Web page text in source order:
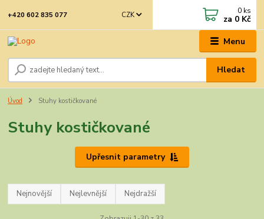
Menu
CZK
Hledat
+420 602 835 077 0 ks
za 0 Kč
Úvod Stuhy kostičkované
Stuhy kostičkované
Upřesnit parametry
Nejnovější Nejlevnější Nejdražší